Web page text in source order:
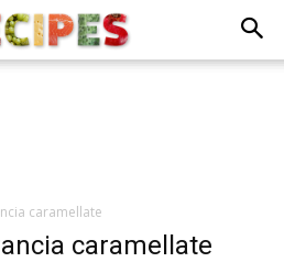
caramellate
caramellate